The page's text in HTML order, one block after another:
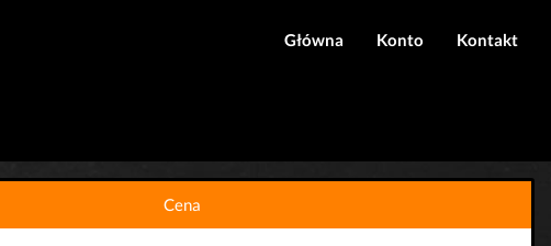
Główna Konto Kontakt
Cena